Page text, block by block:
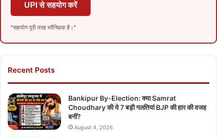
UPI से सहयोग करें
*सहयोग पूरी तरह स्वैच्छिक है।*
Recent Posts
Bankipur By-Election: क्या Samrat
Choudhary की ये 7 बड़ी गलतियां BJP की हार की वजह
बनीं?
August 4, 2026